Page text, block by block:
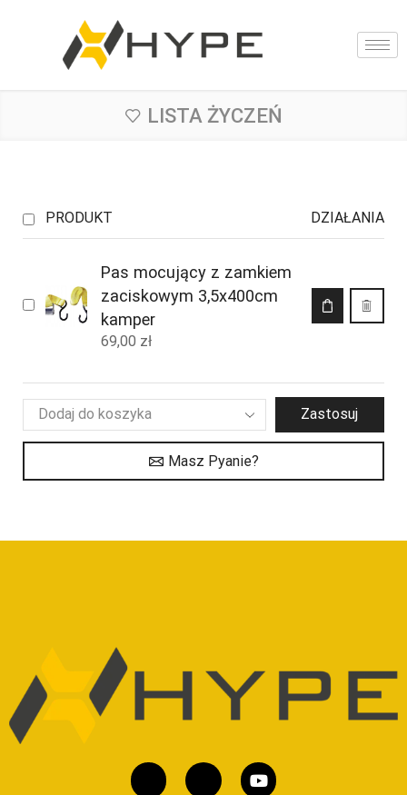
LISTA ŻYCZEŃ
PRODUKT DZIAŁANIA
Pas mocujący z zamkiem
zaciskowym 3,5x400cm
kamper
69,00 zł
Zastosuj
Masz Pyanie?